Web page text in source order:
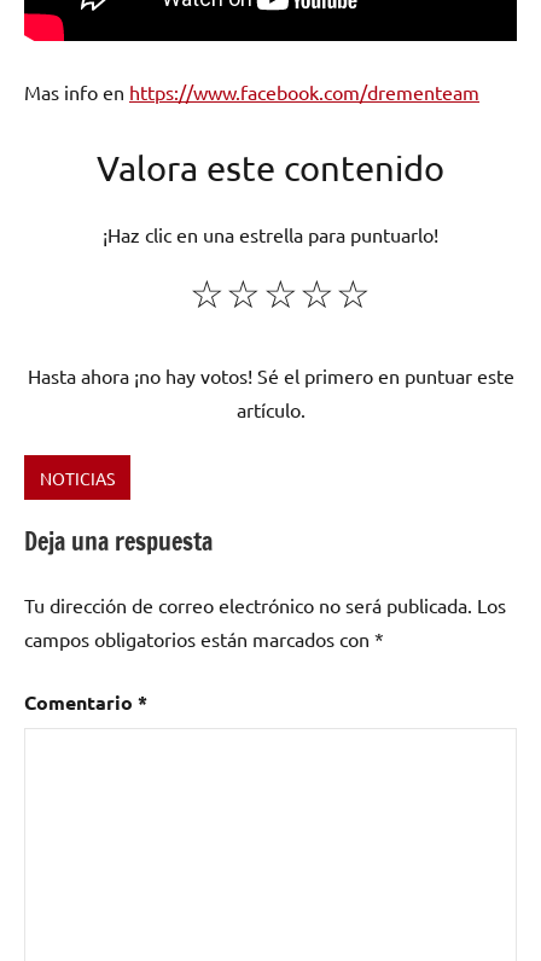
Mas info en https://www.facebook.com/drementeam
Valora este contenido
¡Haz clic en una estrella para puntuarlo!
☆
☆
☆
☆
☆
Hasta ahora ¡no hay votos! Sé el primero en puntuar este
artículo.
Aspencat,
Day
II,
con
Dos,
NOTICIAS
Deja una respuesta
Tu dirección de correo electrónico no será publicada. Los
campos obligatorios están marcados con *
Comentario *